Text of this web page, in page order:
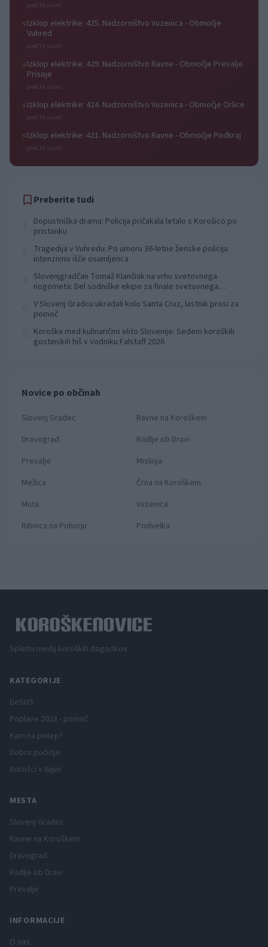
pred 14 urami
⚡Izklop elektrike: 425. Nadzorništvo Vuzenica - Območje
Vuhred
pred 14 urami
⚡Izklop elektrike: 429. Nadzorništvo Ravne - Območje Prevalje
Prisoje
pred 14 urami
⚡Izklop elektrike: 424. Nadzorništvo Vuzenica - Območje Orlice
pred 14 urami
⚡Izklop elektrike: 421. Nadzorništvo Ravne - Območje Podkraj
pred 14 urami
Preberite tudi
Dopustniška drama: Policija pričakala letalo s Korošico po
pristanku
Tragedija v Vuhredu: Po umoru 36-letne ženske policija
intenzivno išče osumljenca
Slovenjgradčan Tomaž Klančnik na vrhu svetovnega
nogometa: Del sodniške ekipe za finale svetovnega
V Slovenj Gradcu ukradali kolo Santa Cruz, lastnik prosi za
pomoč
Koroška med kulinarično elito Slovenije: Sedem koroških
gostinskih hiš v vodniku Falstaff 2026
Novice po občinah
Slovenj Gradec
Ravne na Koroškem
Dravograd
Radlje ob Dravi
Prevalje
Mislinja
Mežica
Črna na Koroškem
Muta
Vuzenica
Ribnica na Pohorju
Podvelka
Spletni medij koroških dogodkov.
KATEGORIJE
DeSUS
Poplave 2023 - pomoč
Kam na potep?
Dobro počutje
Korošci v tujini
MESTA
Slovenj Gradec
Ravne na Koroškem
Dravograd
Radlje ob Dravi
Prevalje
INFORMACIJE
O nas